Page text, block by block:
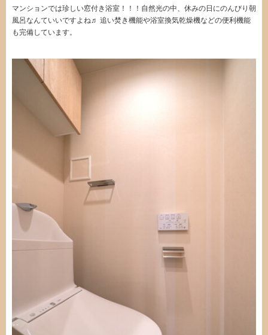
マンションでは珍しい窓付き浴室！！！自然光の中、休みの日にのんびり朝
風呂なんていいですよね♬ 追い焚き機能や浴室換気乾燥機などの便利機能
も完備しています。